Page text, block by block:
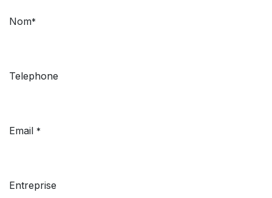
Nom*
Telephone
Email *
Entreprise